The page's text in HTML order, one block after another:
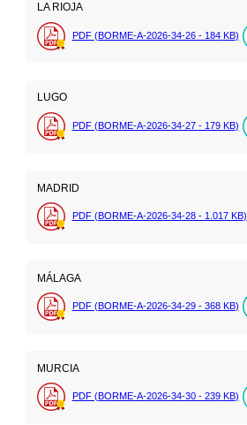
LA RIOJA
PDF (BORME-A-2026-34-26 - 184 KB)
LUGO
PDF (BORME-A-2026-34-27 - 179 KB)
MADRID
PDF (BORME-A-2026-34-28 - 1.017 KB)
MÁLAGA
PDF (BORME-A-2026-34-29 - 368 KB)
MURCIA
PDF (BORME-A-2026-34-30 - 239 KB)